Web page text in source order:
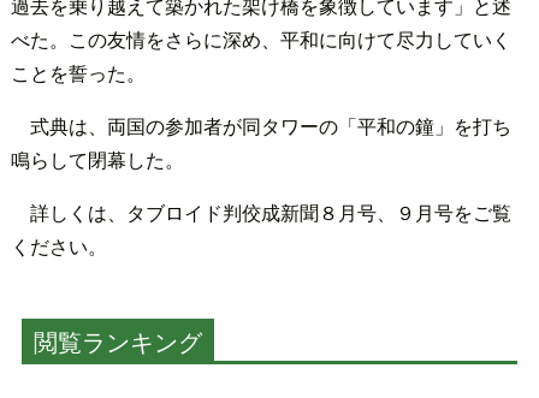
べた。この友情をさらに深め、平和に向けて尽力していく
ことを誓った。
式典は、両国の参加者が同タワーの「平和の鐘」を打ち
鳴らして閉幕した。
詳しくは、タブロイド判佼成新聞８月号、９月号をご覧
ください。
閲覧ランキング